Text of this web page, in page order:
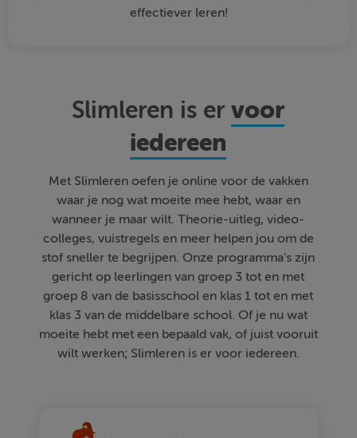
effectiever leren!
Slimleren is ervoor
iedereen
Met Slimleren oefen je online voor de vakken
waar je nog wat moeite mee hebt, waar en
wanneer je maar wilt. Theorie-uitleg, video-
colleges, vuistregels en meer helpen jou om de
stof sneller te begrijpen. Onze programma's zijn
gericht op leerlingen van groep 3 tot en met
groep 8 van de basisschool en klas 1 tot en met
klas 3 van de middelbare school. Of je nu wat
moeite hebt met een bepaald vak, of juist vooruit
wilt werken; Slimleren is er voor iedereen.